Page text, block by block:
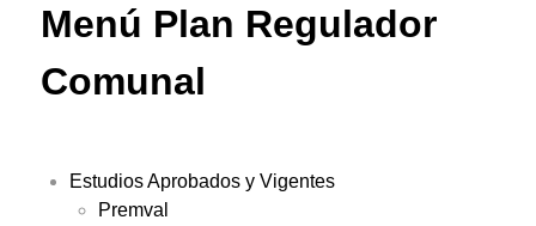
Menú Plan Regulador
Comunal
Estudios Aprobados y Vigentes
Premval